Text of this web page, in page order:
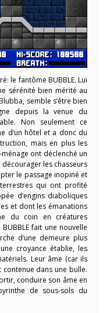
le fantôme BUBBLE. Lui
sérénité bien mérité au
semble s’être bien
depuis la venue du
Non seulement ce
d’un hôtel et a donc du
mais en plus les
ont déclenché un
les chasseurs
le passage inopiné et
terrestres qui ont profité
d’engins diaboliques
et dont les émanations
du coin en créatures
fait une nouvelle
d’une demeure plus
croyance établie, les
Leur âme (car ils
dans une bulle.
conduire son âme en
de sous-sols du